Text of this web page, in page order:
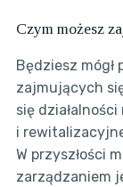
Czym możesz
Będziesz mógł
zajmujących
się
i
W przyszłości
zarządzaniem